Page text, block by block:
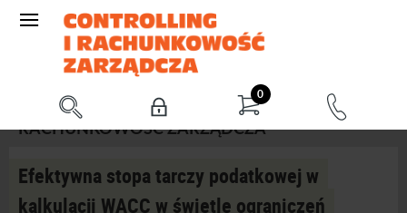
0
RACHUNKOWOŚĆ ZARZĄDCZA
Efektywna stopa tarczy podatkowej w
kalkulacji WACC w świetle ograniczeń